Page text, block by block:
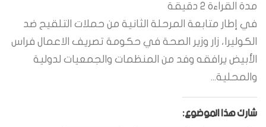
مدة القراءة 2 دقيقة
في إطار متابعة المرحلة الثانية من حملات التلقيح ضد
الكوليرا، زار وزير الصحة في حكومة تصريف الاعمال فراس
الأبيض يرافقه وفد من المنظمات والجمعيات لدولية
والمحلية...
شارك هذا الموضوع: